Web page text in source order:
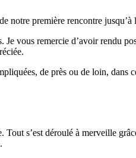
notre première rencontre jusqu’à
vous remercie d’avoir rendu
de près ou de loin, dans
s’est déroulé à merveille